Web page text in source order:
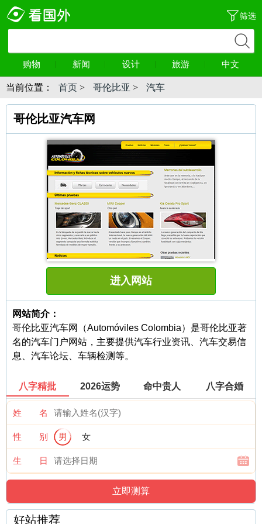
筛选
购物 新闻 设计 旅游 中文
当前位置： 首页 > 哥伦比亚 > 汽车
哥伦比亚汽车网
进入网站
网站简介：
哥伦比亚汽车网（Automóviles Colombia）是哥伦比亚著
名的汽车门户网站，主要提供汽车行业资讯、汽车交易信
息、汽车论坛、车辆检测等。
八字精批 2026运势 命中贵人 八字合婚
姓 名
性 别 男 女
生 日
好站推荐